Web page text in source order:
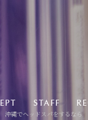
沖縄でヘッドスパをするな